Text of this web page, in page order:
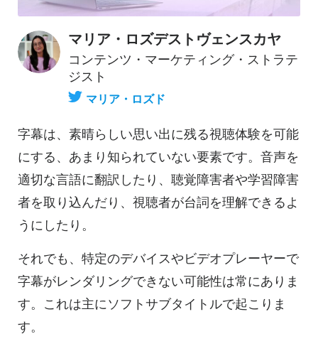
マリア・ロズデストヴェンスカヤ
コンテンツ・マーケティング・ストラテ
ジスト
マリア・ロズド
字幕は、素晴らしい思い出に残る視聴体験を可能
にする、あまり知られていない要素です。音声を
適切な言語に翻訳したり、聴覚障害者や学習障害
者を取り込んだり、視聴者が台詞を理解できるよ
うにしたり。
それでも、特定のデバイスやビデオプレーヤーで
字幕がレンダリングできない可能性は常にありま
す。これは主にソフトサブタイトルで起こりま
す。